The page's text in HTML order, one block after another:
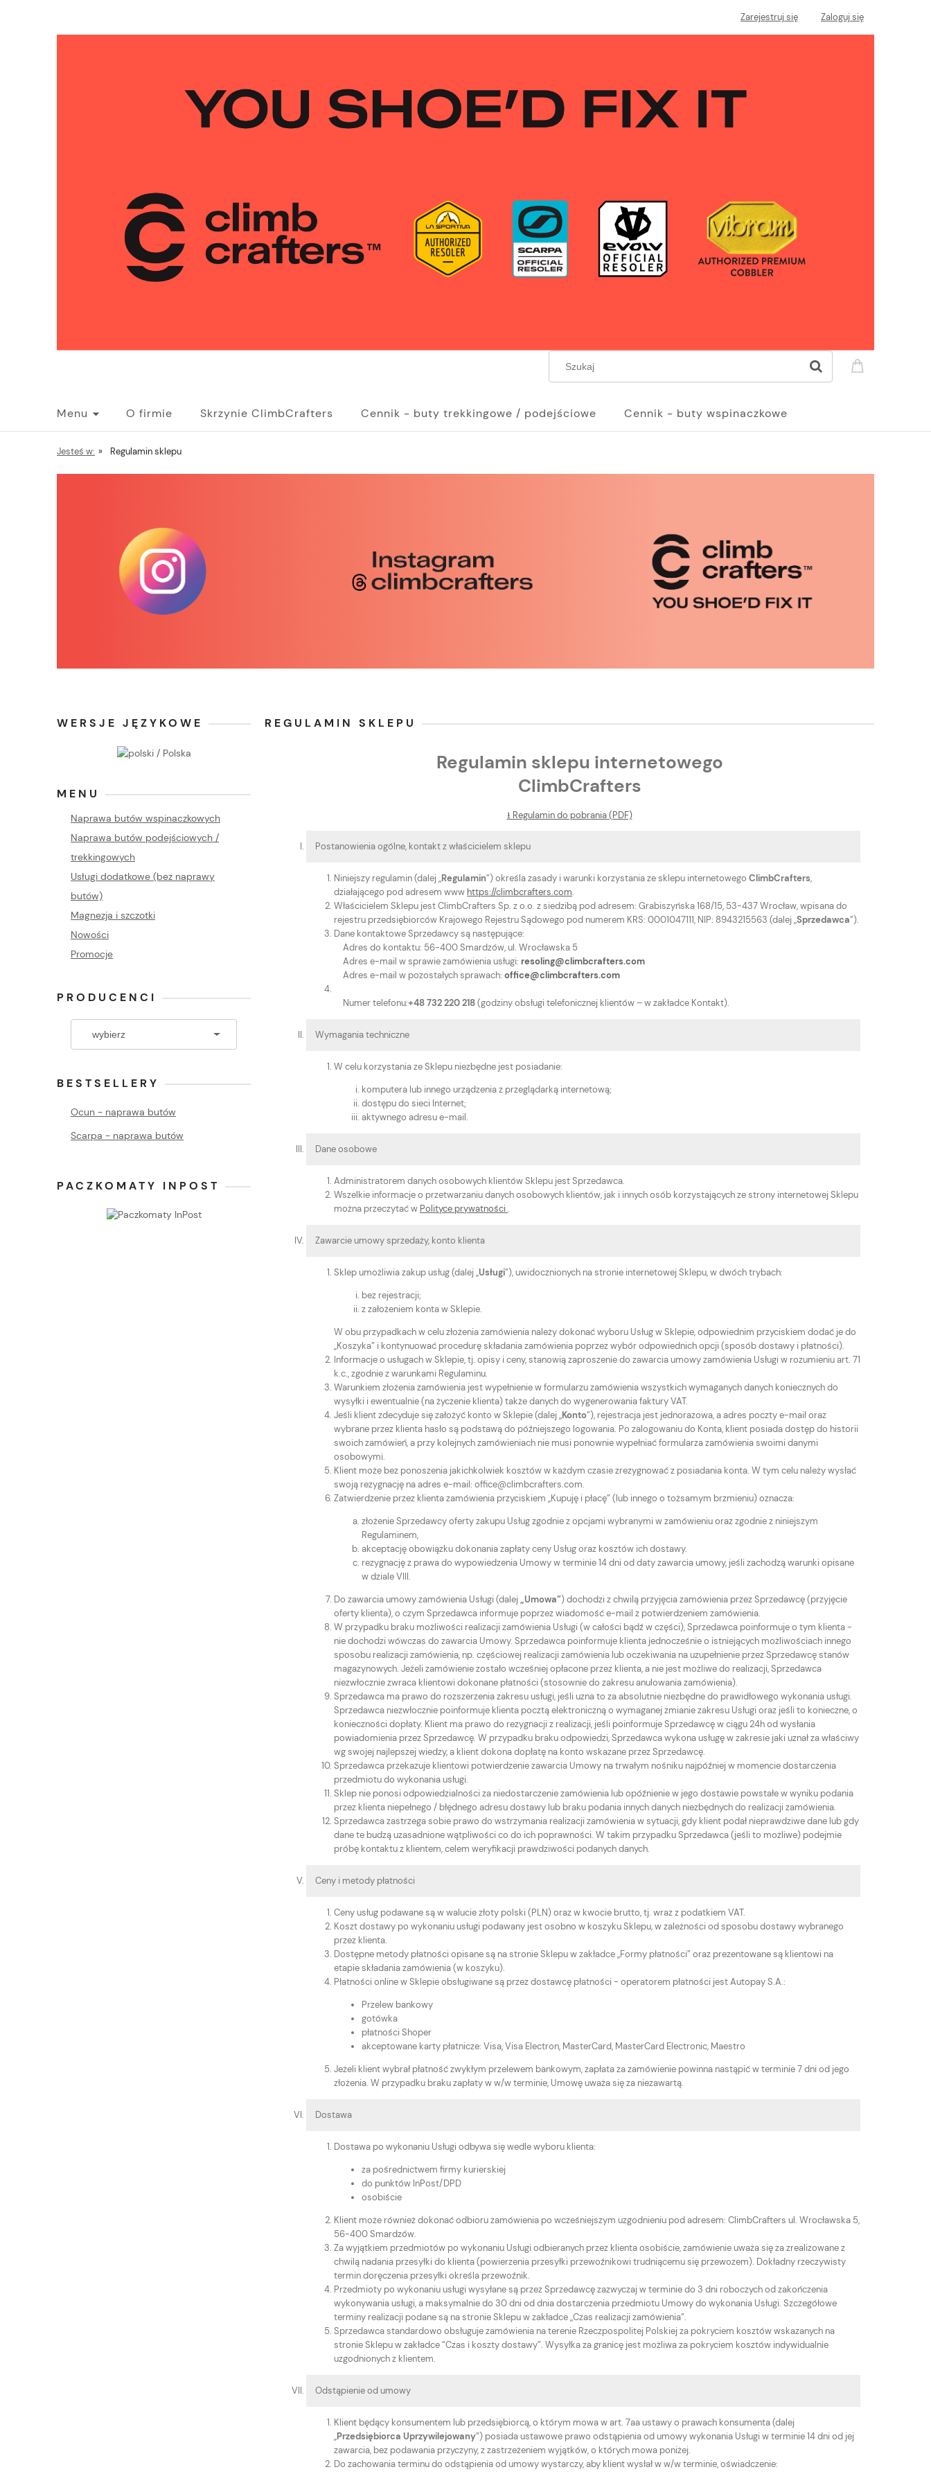
Zarejestruj się Zaloguj się
Menu O firmie Skrzynie ClimbCrafters Cennik - buty trekkingowe / podejściowe Cennik - buty wspinaczkowe
Pytania i odpowiedzi
Jesteś w: » Regulamin sklepu
WERSJE JĘZYKOWE
MENU
Naprawa butów wspinaczkowych
Naprawa butów podejściowych /
trekkingowych
Usługi dodatkowe (bez naprawy
butów)
Magnezja i szczotki
Nowości
Promocje
PRODUCENCI
BESTSELLERY
Ocun - naprawa butów
Scarpa - naprawa butów
PACZKOMATY INPOST
REGULAMIN SKLEPU
Regulamin sklepu internetowego
ClimbCrafters
⭳ Regulamin do pobrania (PDF)
Postanowienia ogólne, kontakt z właścicielem sklepu
Niniejszy regulamin (dalej „Regulamin”) określa zasady i warunki korzystania ze sklepu internetowego ClimbCrafters,
działającego pod adresem www https://climbcrafters.com.
Właścicielem Sklepu jest ClimbCrafters Sp. z o.o. z siedzibą pod adresem: Grabiszyńska 168/15, 53-437 Wrocław, wpisana do
rejestru przedsiębiorców Krajowego Rejestru Sądowego pod numerem KRS: 0001047111, NIP: 8943215563 (dalej „Sprzedawca”).
Dane kontaktowe Sprzedawcy są następujące:
Adres do kontaktu: 56-400 Smardzów, ul. Wrocławska 5
Adres e-mail w sprawie zamówienia usługi: resoling@climbcrafters.com
Adres e-mail w pozostałych sprawach: office@climbcrafters.com
Numer telefonu:+48 732 220 218(godziny obsługi telefonicznej klientów – w zakładce Kontakt).
Wymagania techniczne
W celu korzystania ze Sklepu niezbędne jest posiadanie:
komputera lub innego urządzenia z przeglądarką internetową;
dostępu do sieci Internet;
aktywnego adresu e-mail.
Dane osobowe
Administratorem danych osobowych klientów Sklepu jest Sprzedawca.
Wszelkie informacje o przetwarzaniu danych osobowych klientów, jak i innych osób korzystających ze strony internetowej Sklepu
można przeczytać w Polityce prywatności .
Zawarcie umowy sprzedaży, konto klienta
Sklep umożliwia zakup usług (dalej „Usługi”), uwidocznionych na stronie internetowej Sklepu, w dwóch trybach:
bez rejestracji;
z założeniem konta w Sklepie.
W obu przypadkach w celu złożenia zamówienia należy dokonać wyboru Usług w Sklepie, odpowiednim przyciskiem dodać je do
„Koszyka” i kontynuować procedurę składania zamówienia poprzez wybór odpowiednich opcji (sposób dostawy i płatności).
Informacje o usługach w Sklepie, tj. opisy i ceny, stanowią zaproszenie do zawarcia umowy zamówienia Usługi w rozumieniu art. 71
k.c., zgodnie z warunkami Regulaminu.
Warunkiem złożenia zamówienia jest wypełnienie w formularzu zamówienia wszystkich wymaganych danych koniecznych do
wysyłki i ewentualnie (na życzenie klienta) także danych do wygenerowania faktury VAT.
Jeśli klient zdecyduje się założyć konto w Sklepie (dalej „Konto”), rejestracja jest jednorazowa, a adres poczty e-mail oraz
wybrane przez klienta hasło są podstawą do późniejszego logowania. Po zalogowaniu do Konta, klient posiada dostęp do historii
swoich zamówień, a przy kolejnych zamówieniach nie musi ponownie wypełniać formularza zamówienia swoimi danymi
osobowymi.
Klient może bez ponoszenia jakichkolwiek kosztów w każdym czasie zrezygnować z posiadania konta. W tym celu należy wysłać
swoją rezygnację na adres e-mail: office@climbcrafters.com.
Zatwierdzenie przez klienta zamówienia przyciskiem „Kupuję i płacę” (lub innego o tożsamym brzmieniu) oznacza:
złożenie Sprzedawcy oferty zakupu Usług zgodnie z opcjami wybranymi w zamówieniu oraz zgodnie z niniejszym
Regulaminem,
akceptację obowiązku dokonania zapłaty ceny Usług oraz kosztów ich dostawy.
rezygnację z prawa do wypowiedzenia Umowy w terminie 14 dni od daty zawarcia umowy, jeśli zachodzą warunki opisane
w dziale VIII.
Do zawarcia umowy zamówienia Usługi (dalej„Umowa”) dochodzi z chwilą przyjęcia zamówienia przez Sprzedawcę (przyjęcie
oferty klienta), o czym Sprzedawca informuje poprzez wiadomość e-mail z potwierdzeniem zamówienia.
W przypadku braku możliwości realizacji zamówienia Usługi (w całości bądź w części), Sprzedawca poinformuje o tym klienta -
nie dochodzi wówczas do zawarcia Umowy. Sprzedawca poinformuje klienta jednocześnie o istniejących możliwościach innego
sposobu realizacji zamówienia, np. częściowej realizacji zamówienia lub oczekiwania na uzupełnienie przez Sprzedawcę stanów
magazynowych. Jeżeli zamówienie zostało wcześniej opłacone przez klienta, a nie jest możliwe do realizacji, Sprzedawca
niezwłocznie zwraca klientowi dokonane płatności (stosownie do zakresu anulowania zamówienia).
Sprzedawca ma prawo do rozszerzenia zakresu usługi, jeśli uzna to za absolutnie niezbędne do prawidłowego wykonania usługi.
Sprzedawca niezwłocznie poinformuje klienta pocztą elektroniczną o wymaganej zmianie zakresu Usługi oraz jeśli to konieczne, o
konieczności dopłaty. Klient ma prawo do rezygnacji z realizacji, jeśli poinformuje Sprzedawcę w ciągu 24h od wysłania
powiadomienia przez Sprzedawcę. W przypadku braku odpowiedzi, Sprzedawca wykona usługę w zakresie jaki uznał za właściwy
wg swojej najlepszej wiedzy, a klient dokona dopłatę na konto wskazane przez Sprzedawcę.
Sprzedawca przekazuje klientowi potwierdzenie zawarcia Umowy na trwałym nośniku najpóźniej w momencie dostarczenia
przedmiotu do wykonania usługi.
Sklep nie ponosi odpowiedzialności za niedostarczenie zamówienia lub opóźnienie w jego dostawie powstałe w wyniku podania
przez klienta niepełnego / błędnego adresu dostawy lub braku podania innych danych niezbędnych do realizacji zamówienia.
Sprzedawca zastrzega sobie prawo do wstrzymania realizacji zamówienia w sytuacji, gdy klient podał nieprawdziwe dane lub gdy
dane te budzą uzasadnione wątpliwości co do ich poprawności. W takim przypadku Sprzedawca (jeśli to możliwe) podejmie
próbę kontaktu z klientem, celem weryfikacji prawdziwości podanych danych.
Ceny i metody płatności
Ceny usług podawane są w walucie złoty polski (PLN) oraz w kwocie brutto, tj. wraz z podatkiem VAT.
Koszt dostawy po wykonaniu usługi podawany jest osobno w koszyku Sklepu, w zależności od sposobu dostawy wybranego
przez klienta.
Dostępne metody płatności opisane są na stronie Sklepu w zakładce „Formy płatności” oraz prezentowane są klientowi na
etapie składania zamówienia (w koszyku).
Płatności online w Sklepie obsługiwane są przez dostawcę płatności - operatorem płatności jest Autopay S.A.:
Przelew bankowy
gotówka
płatności Shoper
akceptowane karty płatnicze: Visa, Visa Electron, MasterCard, MasterCard Electronic, Maestro
Jeżeli klient wybrał płatność zwykłym przelewem bankowym, zapłata za zamówienie powinna nastąpić w terminie 7 dni od jego
złożenia. W przypadku braku zapłaty w w/w terminie, Umowę uważa się za niezawartą.
Dostawa
Dostawa po wykonaniu Usługi odbywa się wedle wyboru klienta:
za pośrednictwem firmy kurierskiej
do punktów InPost/DPD
osobiście
Klient może również dokonać odbioru zamówienia po wcześniejszym uzgodnieniu pod adresem: ClimbCrafters ul. Wrocławska 5,
56-400 Smardzów.
Za wyjątkiem przedmiotów po wykonaniu Usługi odbieranych przez klienta osobiście, zamówienie uważa się za zrealizowane z
chwilą nadania przesyłki do klienta (powierzenia przesyłki przewoźnikowi trudniącemu się przewozem). Dokładny rzeczywisty
termin doręczenia przesyłki określa przewoźnik.
Przedmioty po wykonaniu usługi wysyłane są przez Sprzedawcę zazwyczaj w terminie do 3 dni roboczych od zakończenia
wykonywania usługi, a maksymalnie do 30 dni od dnia dostarczenia przedmiotu Umowy do wykonania Usługi. Szczegółowe
terminy realizacji podane są na stronie Sklepu w zakładce „Czas realizacji zamówienia”.
Sprzedawca standardowo obsługuje zamówienia na terenie Rzeczpospolitej Polskiej za pokryciem kosztów wskazanych na
stronie Sklepu w zakładce “Czas i koszty dostawy”. Wysyłka za granicę jest możliwa za pokryciem kosztów indywidualnie
uzgodnionych z klientem.
Odstąpienie od umowy
Klient będący konsumentem lub przedsiębiorcą, o którym mowa w art. 7aa ustawy o prawach konsumenta (dalej
„Przedsiębiorca Uprzywilejowany”) posiada ustawowe prawo odstąpienia od umowy wykonania Usługi w terminie 14 dni od jej
zawarcia, bez podawania przyczyny, z zastrzeżeniem wyjątków, o których mowa poniżej.
Do zachowania terminu do odstąpienia od umowy wystarczy, aby klient wysłał w w/w terminie, oświadczenie: